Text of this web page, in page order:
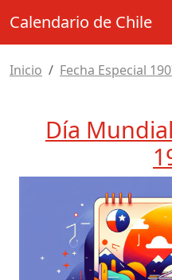
Calendario de Chile
Inicio Fecha Especial
Día